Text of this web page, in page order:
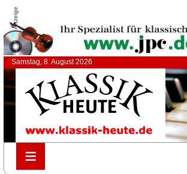
Anzeige
Samstag, 8. August 2026
≡
≡